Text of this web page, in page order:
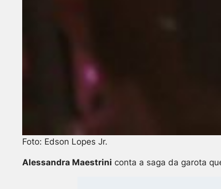
Foto: Edson Lopes Jr.
Alessandra Maestrini conta a saga da garota